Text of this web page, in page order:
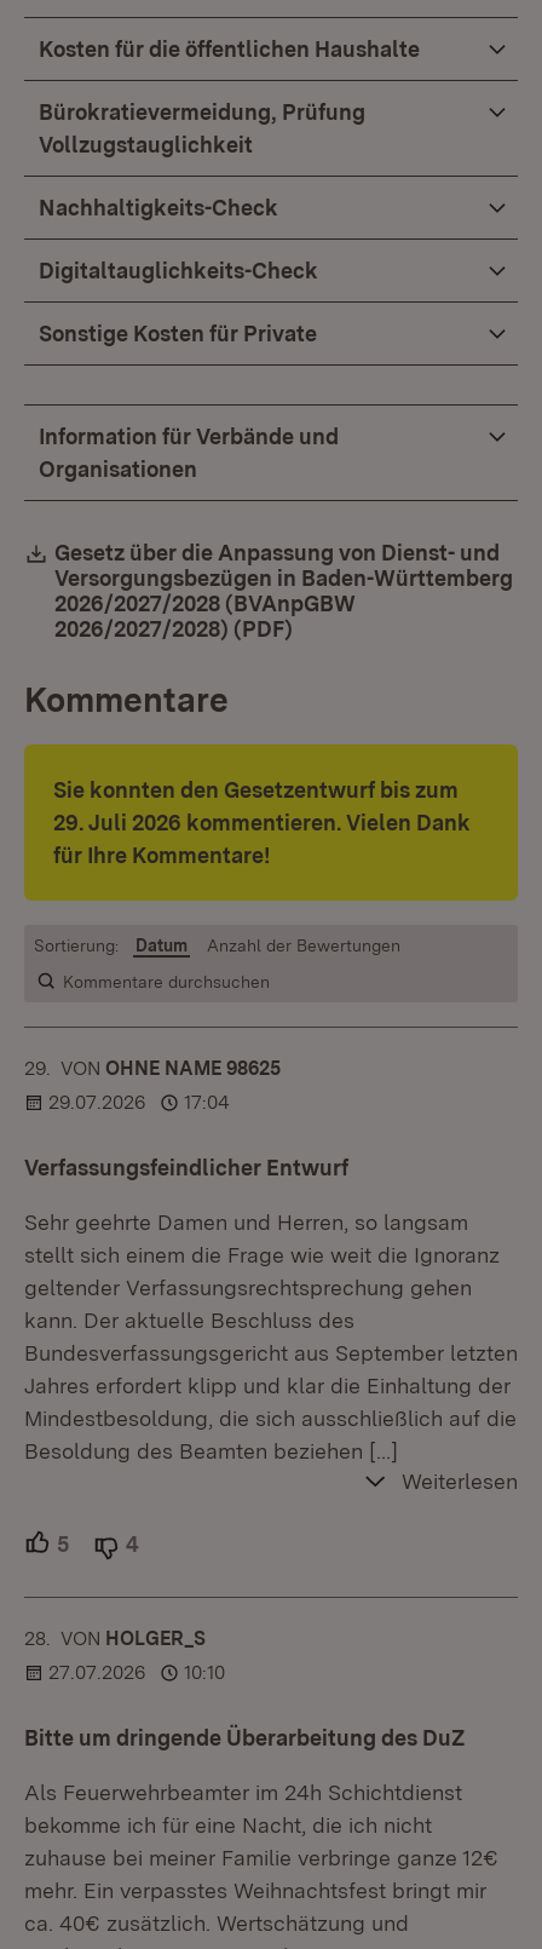
Kosten für die öffentlichen Haushalte
Bürokratievermeidung, Prüfung
Vollzugstauglichkeit
Nachhaltigkeits-Check
Digitaltauglichkeits-Check
Sonstige Kosten für Private
Information für Verbände und
Organisationen
Download:
Gesetz über die Anpassung von Dienst- und
Versorgungsbezügen in Baden-Württemberg
2026/2027/2028 (BVAnpGBW
2026/2027/2028) (PDF)
Kommentare
Sie konnten den Gesetzentwurf bis zum
29. Juli 2026 kommentieren. Vielen Dank
für Ihre Kommentare!
Kommentare durchsuchen
Sortierung: Datum Anzahl der Bewertungen
29. KOMMENTAR
VON :OHNE NAME 98625
29.07.2026
17:04
Verfassungsfeindlicher Entwurf
Sehr geehrte Damen und Herren, so langsam
stellt sich einem die Frage wie weit die Ignoranz
geltender Verfassungsrechtsprechung gehen
kann. Der aktuelle Beschluss des
Bundesverfassungsgericht aus September letzten
Jahres erfordert klipp und klar die Einhaltung der
Mindestbesoldung, die sich ausschließlich auf die
Besoldung des Beamten beziehen […]
Weiterlesen
5 Unterstützer.
4
28. KOMMENTAR
VON :HOLGER_S
27.07.2026
10:10
Bitte um dringende Überarbeitung des DuZ
Als Feuerwehrbeamter im 24h Schichtdienst
bekomme ich für eine Nacht, die ich nicht
zuhause bei meiner Familie verbringe ganze 12€
mehr. Ein verpasstes Weihnachtsfest bringt mir
ca. 40€ zusätzlich. Wertschätzung und